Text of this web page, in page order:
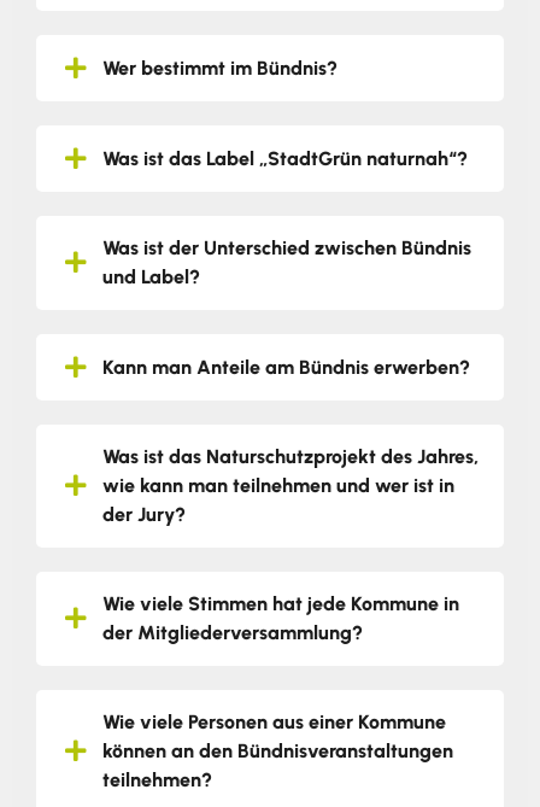
Wer bestimmt im Bündnis?
Was ist das Label „StadtGrün naturnah“?
Was ist der Unterschied zwischen Bündnis
und Label?
Kann man Anteile am Bündnis erwerben?
Was ist das Naturschutzprojekt des Jahres,
wie kann man teilnehmen und wer ist in
der Jury?
Wie viele Stimmen hat jede Kommune in
der Mitgliederversammlung?
Wie viele Personen aus einer Kommune
können an den Bündnisveranstaltungen
teilnehmen?